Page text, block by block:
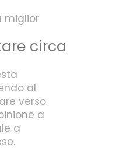
miglior
circa
al
verso
a
a